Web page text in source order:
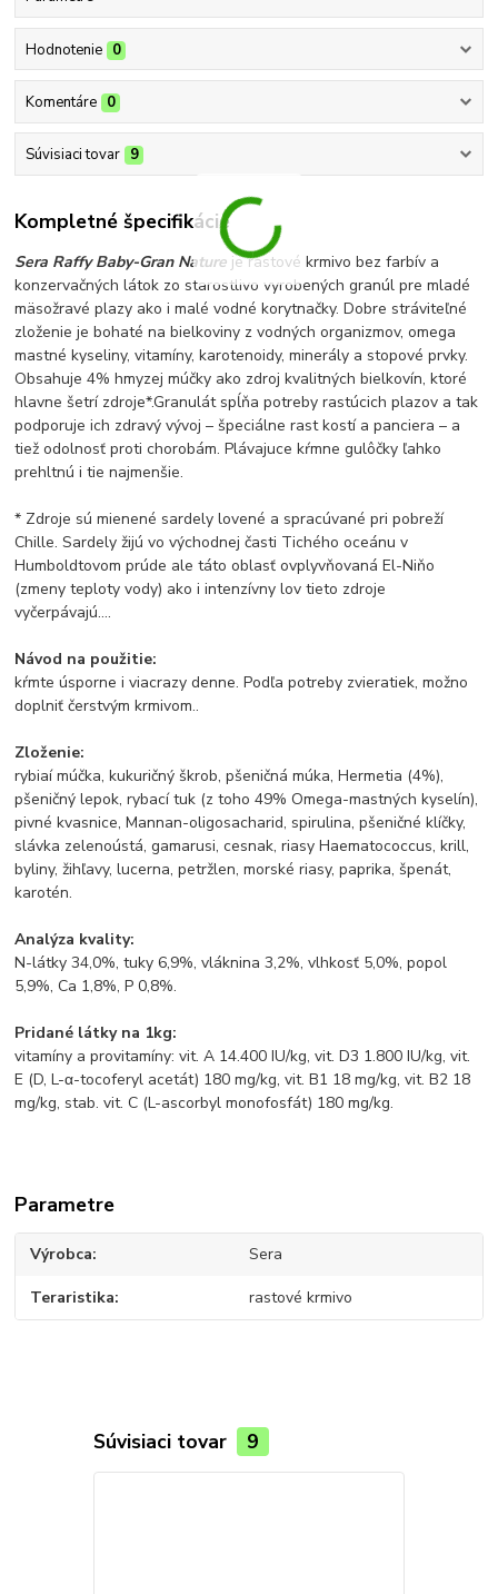
Hodnotenie 0
Komentáre 0
Súvisiaci tovar 9
Kompletné špecifikácie
Sera Raffy Baby-Gran Nature je rastové krmivo bez farbív a
konzervačných látok zo starostlivo vyrobených granúl pre mladé
mäsožravé plazy ako i malé vodné korytnačky. Dobre stráviteľné
zloženie je bohaté na bielkoviny z vodných organizmov, omega
mastné kyseliny, vitamíny, karotenoidy, minerály a stopové prvky.
Obsahuje 4% hmyzej múčky ako zdroj kvalitných bielkovín, ktoré
hlavne šetrí zdroje*.Granulát spĺňa potreby rastúcich plazov a tak
podporuje ich zdravý vývoj – špeciálne rast kostí a panciera – a
tiež odolnosť proti chorobám. Plávajuce kŕmne gulôčky ľahko
prehltnú i tie najmenšie.
* Zdroje sú mienené sardely lovené a spracúvané pri pobreží
Chille. Sardely žijú vo východnej časti Tichého oceánu v
Humboldtovom prúde ale táto oblasť ovplyvňovaná El-Niňo
(zmeny teploty vody) ako i intenzívny lov tieto zdroje
vyčerpávajú....
Návod na použitie:
kŕmte úsporne i viacrazy denne. Podľa potreby zvieratiek, možno
doplniť čerstvým krmivom..
Zloženie:
rybiaí múčka, kukuričný škrob, pšeničná múka, Hermetia (4%),
pšeničný lepok, rybací tuk (z toho 49% Omega-mastných kyselín),
pivné kvasnice, Mannan-oligosacharid, spirulina, pšeničné klíčky,
slávka zelenoústá, gamarusi, cesnak, riasy Haematococcus, krill,
byliny, žihľavy, lucerna, petržlen, morské riasy, paprika, špenát,
karotén.
Analýza kvality:
N-látky 34,0%, tuky 6,9%, vláknina 3,2%, vlhkosť 5,0%, popol
5,9%, Ca 1,8%, P 0,8%.
Pridané látky na 1kg:
vitamíny a provitamíny: vit. A 14.400 IU/kg, vit. D3 1.800 IU/kg, vit.
E (D, L-α-tocoferyl acetát) 180 mg/kg, vit. B1 18 mg/kg, vit. B2 18
mg/kg, stab. vit. C (L-ascorbyl monofosfát) 180 mg/kg.
Parametre
Výrobca Sera
Teraristika rastové krmivo
Súvisiaci tovar 9